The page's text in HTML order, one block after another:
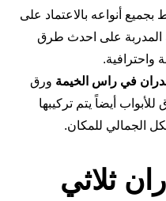
أنواعه بالاعتماد على
المدربة على احدث طرق
واحترافية.
في راس الخيمة ورق
أيضاً يتم تركيبها
الجمالي للمكان.
ثلاثي